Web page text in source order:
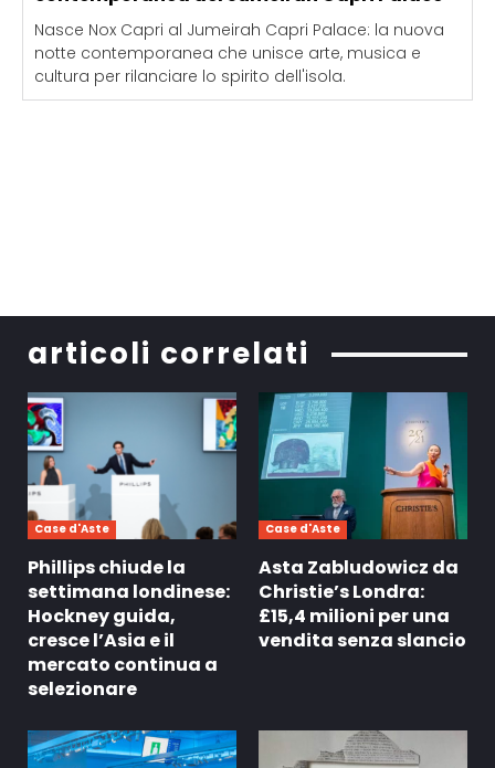
Nasce Nox Capri al Jumeirah Capri Palace: la nuova
notte contemporanea che unisce arte, musica e
cultura per rilanciare lo spirito dell'isola.
articoli correlati
Case d'Aste
Phillips chiude la
settimana londinese:
Hockney guida,
cresce l’Asia e il
mercato continua a
selezionare
Case d'Aste
Asta Zabludowicz da
Christie’s Londra:
£15,4 milioni per una
vendita senza slancio